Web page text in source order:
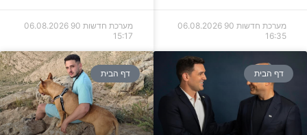
מערכת חדשות 90
06.08.2026
16:35
מערכת חדשות 90
06.08.2026
15:17
דף הבית דף הבית